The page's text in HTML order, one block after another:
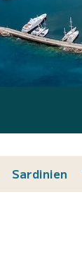
Sardinien